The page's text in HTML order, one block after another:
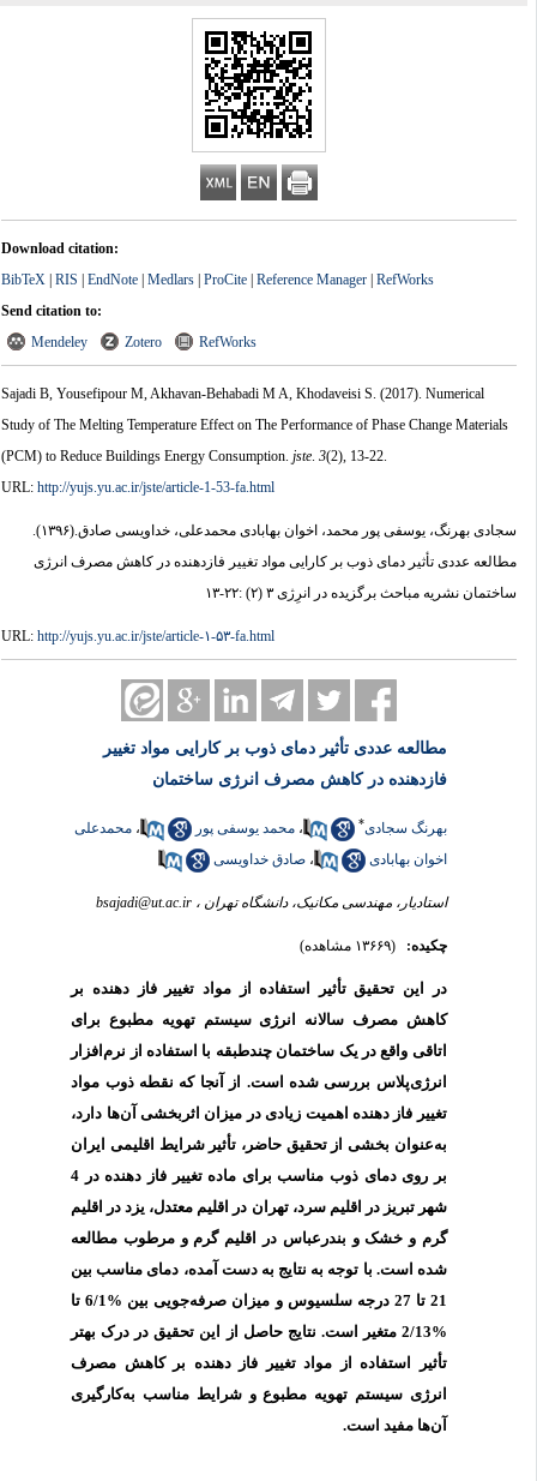
Download citation:
BibTeX|RIS|EndNote|Medlars|ProCite|Reference Manager|RefWorks
Send citation to:
Mendeley
Zotero RefWorks
Sajadi B, Yousefipour M, Akhavan-Behabadi M A, Khodaveisi S.(2017).Numerical
Study of The Melting Temperature Effect on The Performance of Phase Change Materials
(PCM) to Reduce Buildings Energy Consumption.jste.3(2), 13-22.
URL:http://yujs.yu.ac.ir/jste/article-1-53-fa.html
سجادی بهرنگ، یوسفی پور محمد، اخوان بهابادی محمدعلی، خداویسی صادق.(۱۳۹۶).
مطالعه عددی تأثیر دمای ذوب بر کارایی مواد تغییر فازدهنده در کاهش مصرف انرژی
ساختمان نشریه مباحث برگزیده در انرِژی ۳ (۲) :۲۲-۱۳
URL:http://yujs.yu.ac.ir/jste/article-۱-۵۳-fa.html
مطالعه عددی تأثیر دمای ذوب بر کارایی مواد تغییر
فازدهنده در کاهش مصرف انرژی ساختمان
بهرنگ سجادی ،محمد یوسفی پور ،محمدعلی
اخوان بهابادی
،صادق خداویسی
استادیار، مهندسی مکانیک، دانشگاه تهران ،bsajadi@ut.ac.ir
چکیده: (۱۳۶۶۹ مشاهده)
در این تحقیق تأثیر استفاده از مواد تغییر فاز دهنده بر
کاهش مصرف سالانه انرژی سیستم تهویه مطبوع برای
اتاقی واقع در یک ساختمان چندطبقه با استفاده از نرم‌افزار
انرژی‌پلاس بررسی شده است. از آنجا که نقطه ذوب مواد
تغییر فاز دهنده اهمیت زیادی در میزان اثربخشی آن‌ها دارد،
به‌عنوان بخشی از تحقیق حاضر، تأثیر شرایط اقلیمی ایران
بر روی دمای ذوب مناسب برای ماده تغییر فاز دهنده در 4
شهر تبریز در اقلیم سرد، تهران در اقلیم معتدل، یزد در اقلیم
گرم و خشک و بندرعباس در اقلیم گرم و مرطوب مطالعه
شده است. با توجه به نتایج به دست آمده، دمای مناسب بین
21 تا 27 درجه سلسیوس و میزان صرفه‌جویی بین %6/1 تا
%2/13 متغیر است. نتایج حاصل از این تحقیق در درک بهتر
تأثیر استفاده از مواد تغییر فاز دهنده بر کاهش مصرف
انرژی سیستم تهویه مطبوع و شرایط مناسب به‌کارگیری
آن‌ها مفید است.